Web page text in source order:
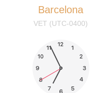
Barcelona
VET (UTC-0400)